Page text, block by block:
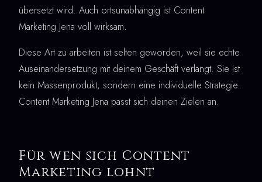
übersetzt wird. Auch ortsunabhängig ist Content
Marketing Jena voll wirksam.
Diese Art zu arbeiten ist selten geworden, weil sie echte
Auseinandersetzung mit deinem Geschäft verlangt. Sie ist
kein Massenprodukt, sondern eine individuelle Strategie.
Content Marketing Jena passt sich deinen Zielen an.
Für wen sich Content
Marketing lohnt